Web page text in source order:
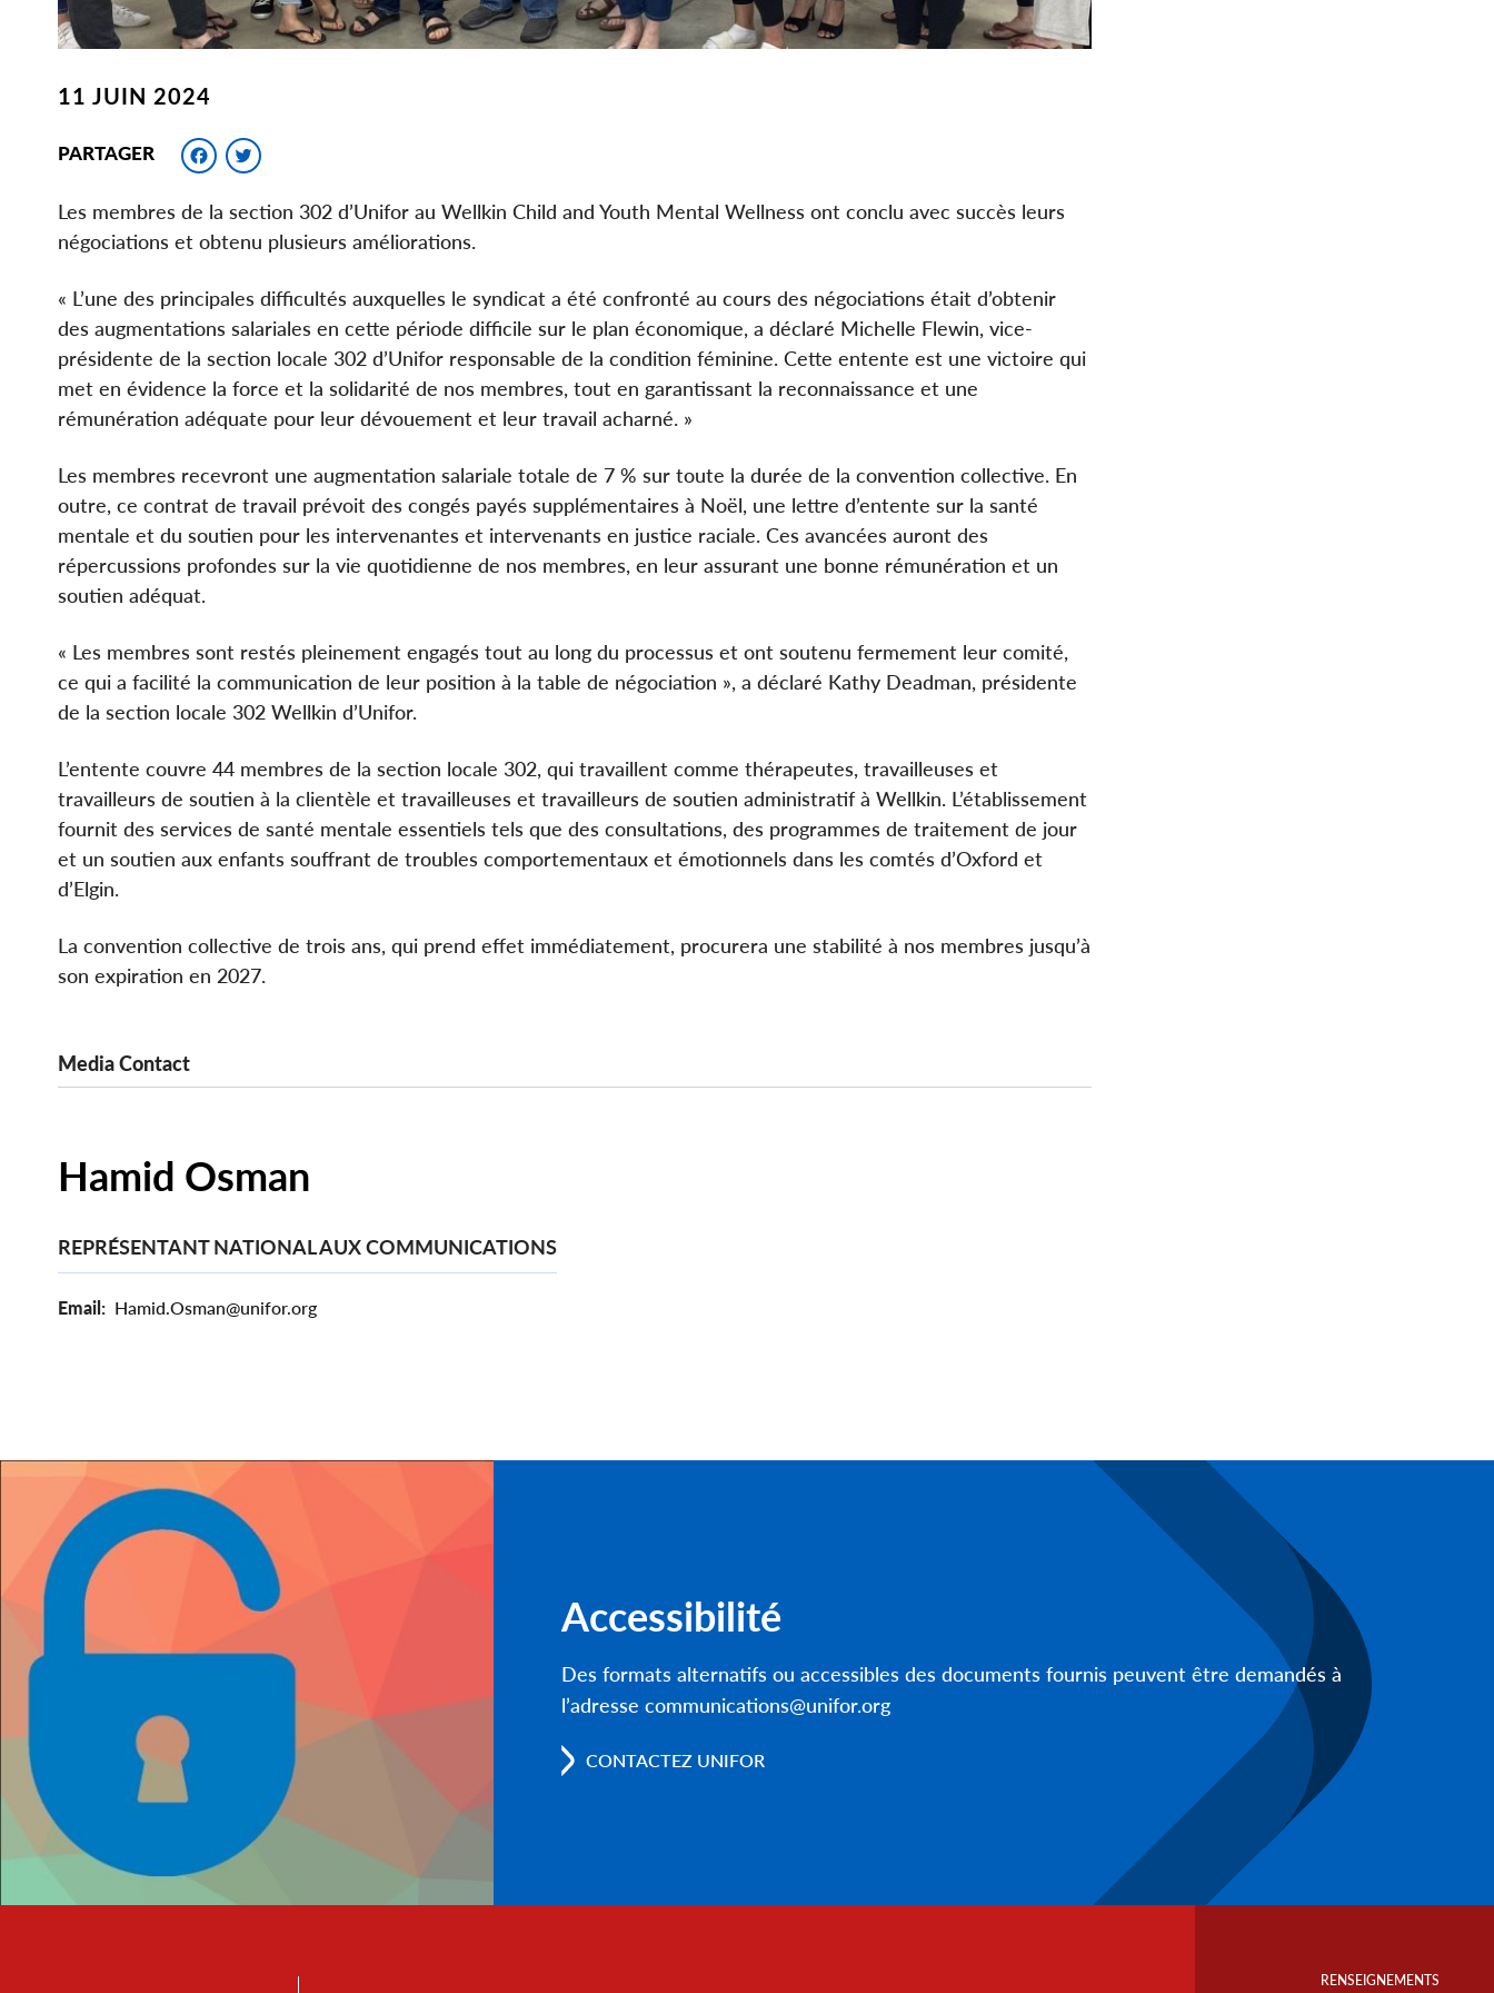
11 JUIN 2024
PARTAGER Facebook
Les membres de la section 302 d’Unifor au Wellkin Child and Youth Mental Wellness ont conclu avec succès leurs
négociations et obtenu plusieurs améliorations.
« L’une des principales difficultés auxquelles le syndicat a été confronté au cours des négociations était d’obtenir
des augmentations salariales en cette période difficile sur le plan économique, a déclaré Michelle Flewin, vice-
présidente de la section locale 302 d’Unifor responsable de la condition féminine. Cette entente est une victoire qui
met en évidence la force et la solidarité de nos membres, tout en garantissant la reconnaissance et une
rémunération adéquate pour leur dévouement et leur travail acharné. »
Les membres recevront une augmentation salariale totale de 7 % sur toute la durée de la convention collective. En
outre, ce contrat de travail prévoit des congés payés supplémentaires à Noël, une lettre d’entente sur la santé
mentale et du soutien pour les intervenantes et intervenants en justice raciale. Ces avancées auront des
répercussions profondes sur la vie quotidienne de nos membres, en leur assurant une bonne rémunération et un
soutien adéquat.
« Les membres sont restés pleinement engagés tout au long du processus et ont soutenu fermement leur comité,
ce qui a facilité la communication de leur position à la table de négociation », a déclaré Kathy Deadman, présidente
de la section locale 302 Wellkin d’Unifor.
L’entente couvre 44 membres de la section locale 302, qui travaillent comme thérapeutes, travailleuses et
travailleurs de soutien à la clientèle et travailleuses et travailleurs de soutien administratif à Wellkin. L’établissement
fournit des services de santé mentale essentiels tels que des consultations, des programmes de traitement de jour
et un soutien aux enfants souffrant de troubles comportementaux et émotionnels dans les comtés d’Oxford et
d’Elgin.
La convention collective de trois ans, qui prend effet immédiatement, procurera une stabilité à nos membres jusqu’à
son expiration en 2027.
Media Contact
Hamid Osman
REPRÉSENTANT NATIONAL AUX COMMUNICATIONS
Email Hamid.Osman@unifor.org
Accessibilité
Des formats alternatifs ou accessibles des documents fournis peuvent être demandés à
l’adresse communications@unifor.org
CONTACTEZ UNIFOR
RENSEIGNEMENTS